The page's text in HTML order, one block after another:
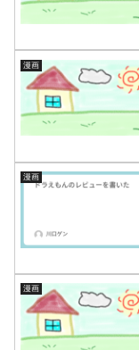
漫画
漫画
漫画